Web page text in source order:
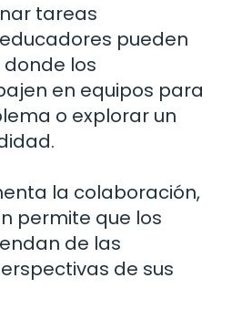
tareas
pueden
los
en equipos para
o explorar un
la colaboración,
permite que los
de las
de sus